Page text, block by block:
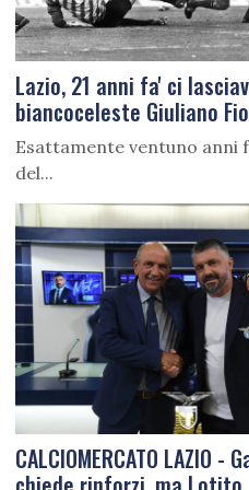
Lazio, 21 anni fa' ci
biancoceleste Giuliano
Esattamente ventuno anni
del...
CALCIOMERCATO LAZIO -